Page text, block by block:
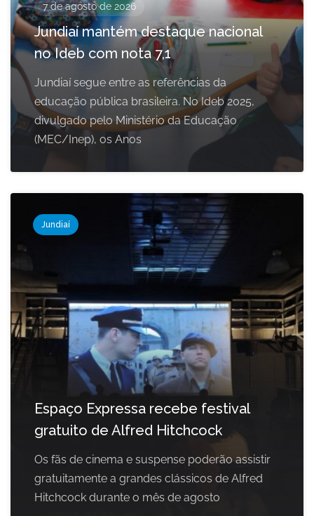
7 de agosto de 2026
Jundiaí mantém destaque nacional
no Ideb com nota 7,1
Jundiaí segue entre as referências da
educação pública brasileira. No Ideb 2025,
divulgado pelo Ministério da Educação
(MEC/Inep), os Anos
Jundiaí
Espaço Expressa recebe festival
gratuito de Alfred Hitchcock
Os fãs de cinema e suspense poderão assistir
gratuitamente a grandes clássicos de Alfred
Hitchcock durante o mês de agosto